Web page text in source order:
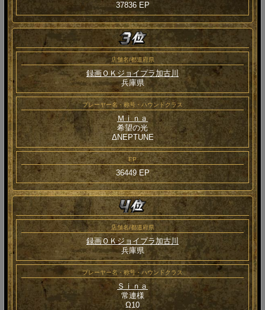
37836 EP
店舗名/都道府県
録画ＯＫジョイプラ加古川
兵庫県
プレーヤー名・称号・ハウンドクラス
Ｍｉｎａ
希望の光
ΔNEPTUNE
EP
36449 EP
店舗名/都道府県
録画ＯＫジョイプラ加古川
兵庫県
プレーヤー名・称号・ハウンドクラス
Ｓｉｎａ
常連様
Ω10